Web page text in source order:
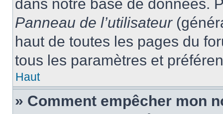
dans notre base de données.
Panneau de l’utilisateur
haut de toutes les pages du
tous les paramètres et
Haut
» Comment empêcher mon